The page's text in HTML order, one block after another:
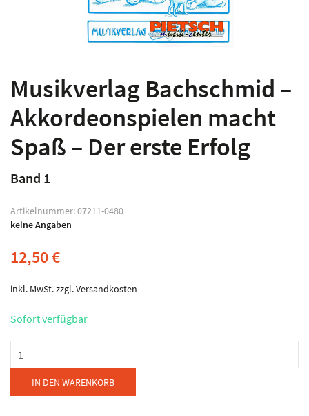
Musikverlag Bachschmid –
Akkordeonspielen macht
Spaß – Der erste Erfolg
Band 1
Artikelnummer:07211-0480
keine Angaben
12,50€
inkl. MwSt.zzgl.Versandkosten
Sofort verfügbar
Bachschmid
Akkordeonspielen
IN DEN WARENKORB